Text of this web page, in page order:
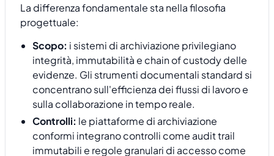
La differenza fondamentale sta nella filosofia
progettuale:
Scopo: i sistemi di archiviazione privilegiano
integrità, immutabilità e chain of custody delle
evidenze. Gli strumenti documentali standard si
concentrano sull'efficienza dei flussi di lavoro e
sulla collaborazione in tempo reale.
Controlli: le piattaforme di archiviazione
conformi integrano controlli come audit trail
immutabili e regole granulari di accesso come